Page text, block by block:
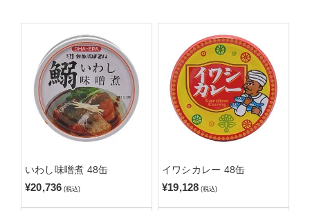
いわし味噌煮 48缶
¥20,736 (税込)
イワシカレー 48缶
¥19,128 (税込)